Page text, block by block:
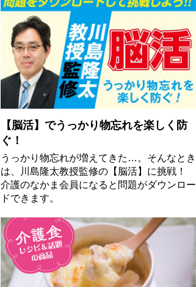
【脳活】でうっかり物忘れを楽しく防
ぐ！
うっかり物忘れが増えてきた…。そんなとき
は、川島隆太教授監修の【脳活】に挑戦！
介護のなかま会員になると問題がダウンロー
ドできます。